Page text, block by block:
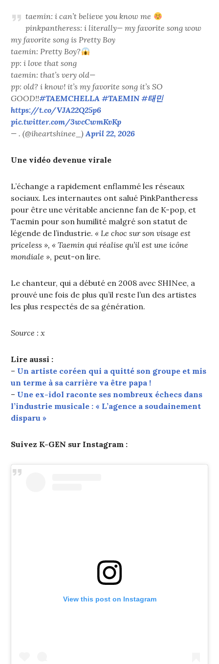
taemin: i can’t believe you know me
pinkpantheress: i literally— my favorite song wow
my favorite song is Pretty Boy
taemin: Pretty Boy?
pp: i love that song
taemin: that’s very old—
pp: old? i know! it’s my favorite song it’s SO
GOOD!!#TAEMCHELLA #TAEMIN #태민
https://t.co/VJA22Q25p6
pic.twitter.com/3wcCwmKvKp
— . (@iheartshinee_)April 22, 2026
Une vidéo devenue virale
L’échange a rapidement enflammé les réseaux
sociaux. Les internautes ont salué PinkPantheress
pour être une véritable ancienne fan de K-pop, et
Taemin pour son humilité malgré son statut de
légende de l’industrie.« Le choc sur son visage est
priceless », « Taemin qui réalise qu’il est une icône
mondiale », peut-on lire.
Le chanteur, qui a débuté en 2008 avec SHINee, a
prouvé une fois de plus qu’il reste l’un des artistes
les plus respectés de sa génération.
Source : x
Lire aussi :
– Un artiste coréen qui a quitté son groupe et mis
un terme à sa carrière va être papa !
– Une ex-idol raconte ses nombreux échecs dans
l’industrie musicale : « L’agence a soudainement
disparu »
Suivez K-GEN sur Instagram :
View this post on Instagram